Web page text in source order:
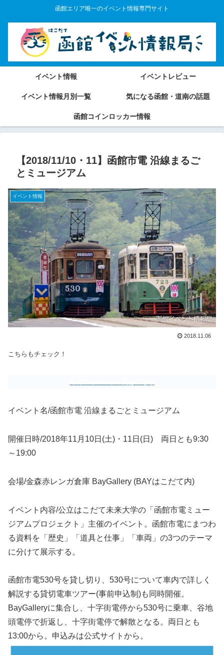
函館エリア唯一のイベント情報専門サイト
イベント情報 イベントレビュー
イベント情報月別一覧 気になる函館・道南の話題
函館コインロッカー情報
【2018/11/10・11】函館市電 沿線まるご
とミュージアム
イベント情報
2018.11.06
こちらもチェック！
イベント名/函館市電 沿線まるごとミュージアム
開催日時/2018年11月10日(土)・11日(日) 両日とも9:30
～19:00
会場/金森赤レンガ倉庫 BayGallery (BAYはこだて内)
イベント内容/公立はこだて未来大学の「函館市電ミュー
ジアムプロジェクト」主催のイベント。函館市電にまつわ
る資料を「歴史」「道具と仕事」「車両」の3つのテーマ
に分けて展示する。
函館市電530号を貸し切り、530号について車内で詳しく
解説する貸切電車ツアー(事前申込制)も同時開催。
BayGalleryに集合し、十字街電停から530号に乗車、谷地
頭電停で折返し、十字街電停で解散となる。両日とも
13:00から。申込みは公式サイトから。